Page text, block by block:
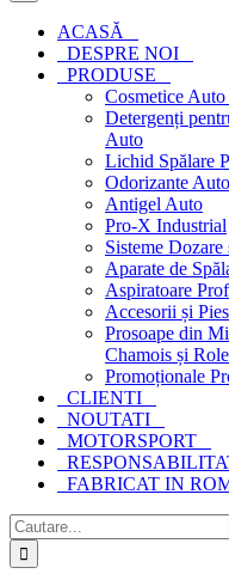
ACASĂ
DESPRE NOI
PRODUSE
Cosmetice
Detergenți
Auto
Lichid Spălare
Odorizante Auto
Antigel Auto
Pro-X Industrial
Sisteme Dozare
Aparate de
Aspiratoare
Accesorii și
Prosoape din
Chamois și
Promoționale
CLIENTI
NOUTATI
MOTORSPORT
FABRICAT IN
Cautare...